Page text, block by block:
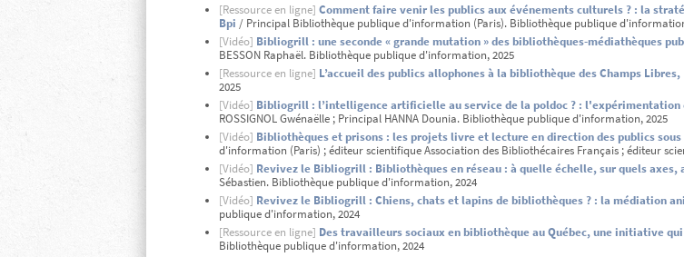
[Ressource en ligne] Comment faire venir les publics aux événements culturels ? : la
Bpi / Principal Bibliothèque publique d'information (Paris). Bibliothèque publique
[Vidéo] Bibliogrill : une seconde « grande mutation » des bibliothèques-médiathèques
BESSON Raphaël. Bibliothèque publique d'information, 2025
[Ressource en ligne] L’accueil des publics allophones à la bibliothèque des Champs Libres,
2025
[Vidéo] Bibliogrill : l’intelligence artificielle au service de la poldoc ? : l'expérimentation
ROSSIGNOL Gwénaëlle ; Principal HANNA Dounia. Bibliothèque publique d'information, 2025
[Vidéo] Bibliothèques et prisons : les projets livre et lecture en direction des publics
d'information (Paris) ; éditeur scientifique Association des Bibliothécaires Français ; éditeur
[Vidéo] Revivez le Bibliogrill : Bibliothèques en réseau : à quelle échelle, sur quels axes,
Sébastien. Bibliothèque publique d'information, 2024
[Vidéo] Revivez le Bibliogrill : Chiens, chats et lapins de bibliothèques ? : la médiation
publique d'information, 2024
[Ressource en ligne] Des travailleurs sociaux en bibliothèque au Québec, une initiative
Bibliothèque publique d'information, 2024